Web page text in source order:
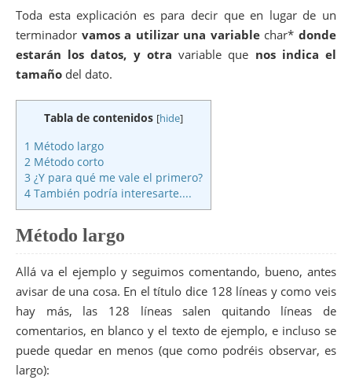
Toda esta explicación es para decir que en lugar de un
terminador vamos a utilizar una variablechar*donde
estarán los datos, y otra variable que nos indica el
tamaño del dato.
Tabla de contenidos [hide]
1 Método largo
2 Método corto
3 ¿Y para qué me vale el primero?
4 También podría interesarte....
Método largo
Allá va el ejemplo y seguimos comentando, bueno, antes
avisar de una cosa. En el título dice 128 líneas y como veis
hay más, las 128 líneas salen quitando líneas de
comentarios, en blanco y el texto de ejemplo, e incluso se
puede quedar en menos (que como podréis observar, es
largo):